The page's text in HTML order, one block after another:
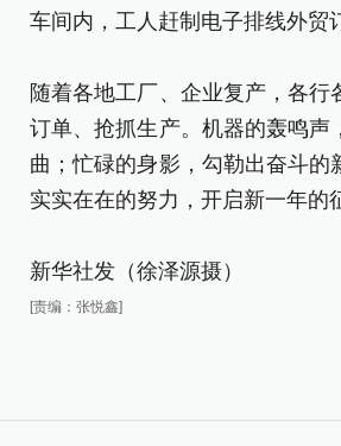
车间内，工人赶制电子排线外贸
随着各地工厂、企业复产，各行
订单、抢抓生产。机器的轰鸣声
曲；忙碌的身影，勾勒出奋斗的
实实在在的努力，开启新一年的
新华社发（徐泽源摄）
[责编：张悦鑫]